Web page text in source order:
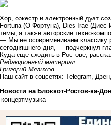
Хор, оркестр и электронный дуэт
Fortuna (О Фортуна), Dies Irae (Диес
темы, а также авторские техно-
— Мы не осовремениваем классику
сегодняшнего дня, — подчеркнул
Куда еще сходить в Ростове,
Редакционный материал.
Григорий Мелихов
Наш сайт в соцсетях: Telegram Дзен
Новости на Блoкнoт-Ростов-на-
концертмузыка